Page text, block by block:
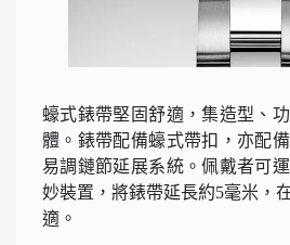
蠔式錶帶堅固舒適，集造型、
體。錶帶配備蠔式帶扣，亦配
易調鏈節延展系統。佩戴者可
妙裝置，將錶帶延長約5毫米，
適。